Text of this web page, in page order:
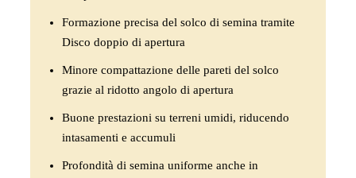
Formazione precisa del solco di semina tramite
Disco doppio di apertura
Minore compattazione delle pareti del solco
grazie al ridotto angolo di apertura
Buone prestazioni su terreni umidi, riducendo
intasamenti e accumuli
Profondità di semina uniforme anche in